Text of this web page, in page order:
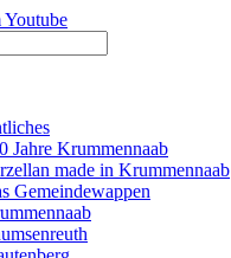
Youtube
Jahre Krummennaab
made in Krummennaab
Gemeindewappen